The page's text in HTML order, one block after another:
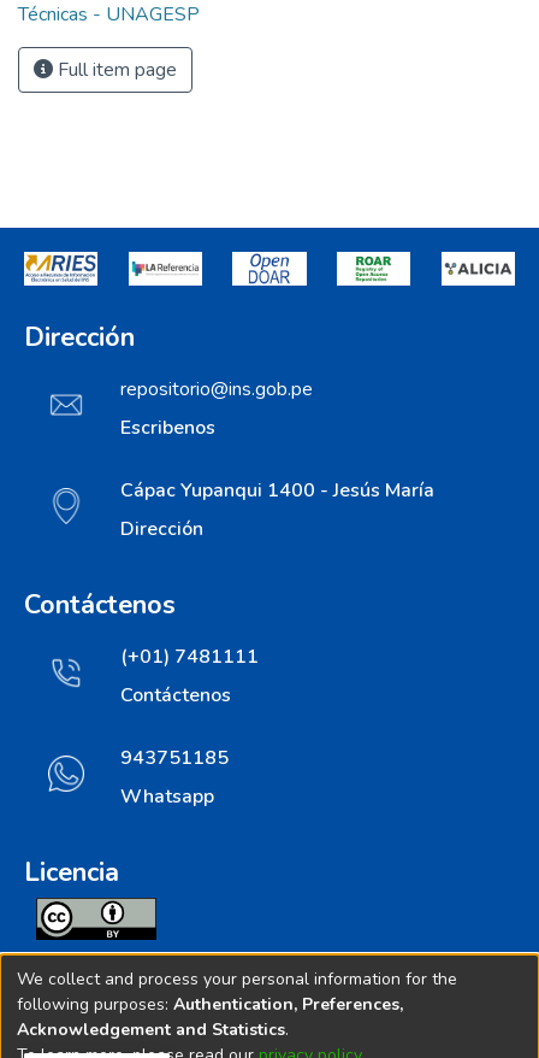
Técnicas - UNAGESP
Full item page
Dirección
repositorio@ins.gob.pe
Escribenos
Cápac Yupanqui 1400 - Jesús María
Dirección
Contáctenos
(+01) 7481111
Contáctenos
943751185
Whatsapp
Licencia
Todos los contenidos de repositorio.ins.gob.pe estan
licenciados bajo
Creative Commoms License
We collect and process your personal information for the
following purposes: Authentication, Preferences,
Acknowledgement and Statistics.